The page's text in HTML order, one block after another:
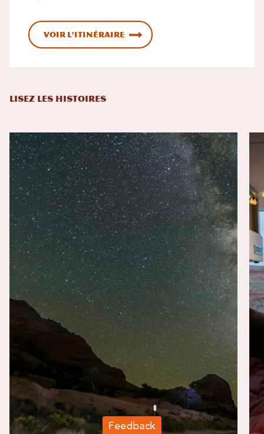
Voir l'itinéraire
LISEZ LES HISTOIRES